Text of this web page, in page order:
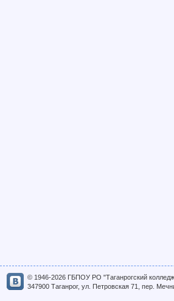
© 1946-2026 ГБПОУ РО "Таганрогский
347900 Таганрог, ул. Петровская 71, пер.